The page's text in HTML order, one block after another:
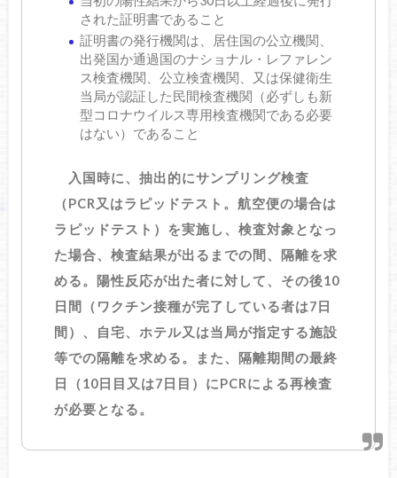
された証明書であること
証明書の発行機関は、居住国の公立機関、
出発国か通過国のナショナル・レファレン
ス検査機関、公立検査機関、又は保健衛生
当局が認証した民間検査機関（必ずしも新
型コロナウイルス専用検査機関である必要
はない）であること
入国時に、抽出的にサンプリング検査
（PCR又はラピッドテスト。航空便の場合は
ラピッドテスト）を実施し、検査対象となっ
た場合、検査結果が出るまでの間、隔離を求
める。陽性反応が出た者に対して、その後10
日間（ワクチン接種が完了している者は7日
間）、自宅、ホテル又は当局が指定する施設
等での隔離を求める。また、隔離期間の最終
日（10日目又は7日目）にPCRによる再検査
が必要となる。